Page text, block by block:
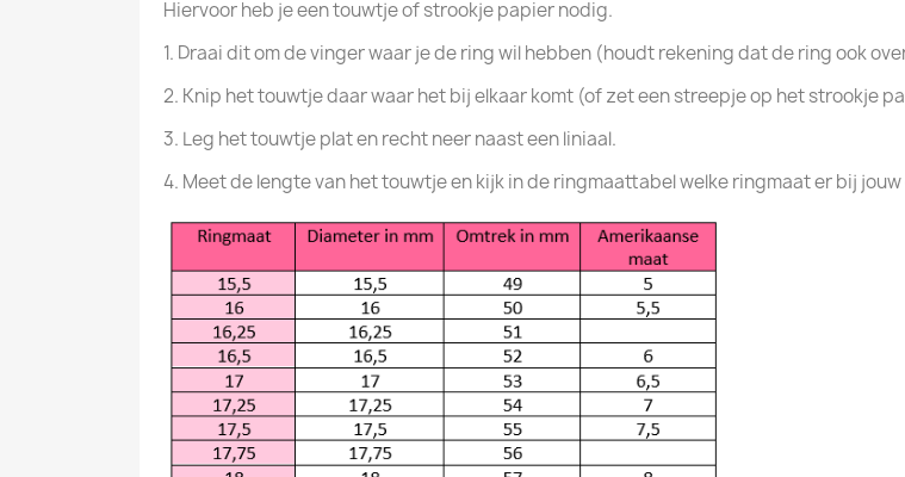
Hiervoor heb je een touwtje of strookje papier nodig.
1. Draai dit om de vinger waar je de ring wil hebben (houdt rekening dat de ring ook
2. Knip het touwtje daar waar het bij elkaar komt (of zet een streepje op het strookje
3. Leg het touwtje plat en recht neer naast een liniaal.
4. Meet de lengte van het touwtje en kijk in de ringmaattabel welke ringmaat er bij